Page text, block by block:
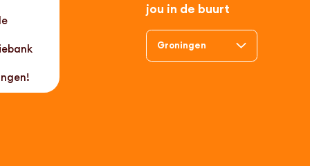
jou in de buurt